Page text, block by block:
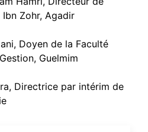
Ibn Zohr, Agadir
Doyen de la Faculté
Guelmim
Directrice par intérim de